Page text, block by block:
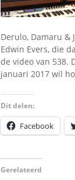
Derulo, Damaru &
Edwin Evers, die
de video van 538.
januari 2017 wil
Dit delen:
Facebook
Gerelateerd